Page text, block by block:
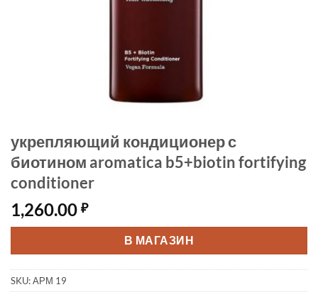
укрепляющий кондиционер с
биотином aromatica b5+biotin fortifying
conditioner
1,260.00 ₽
В МАГАЗИН
SKU:АРМ 19